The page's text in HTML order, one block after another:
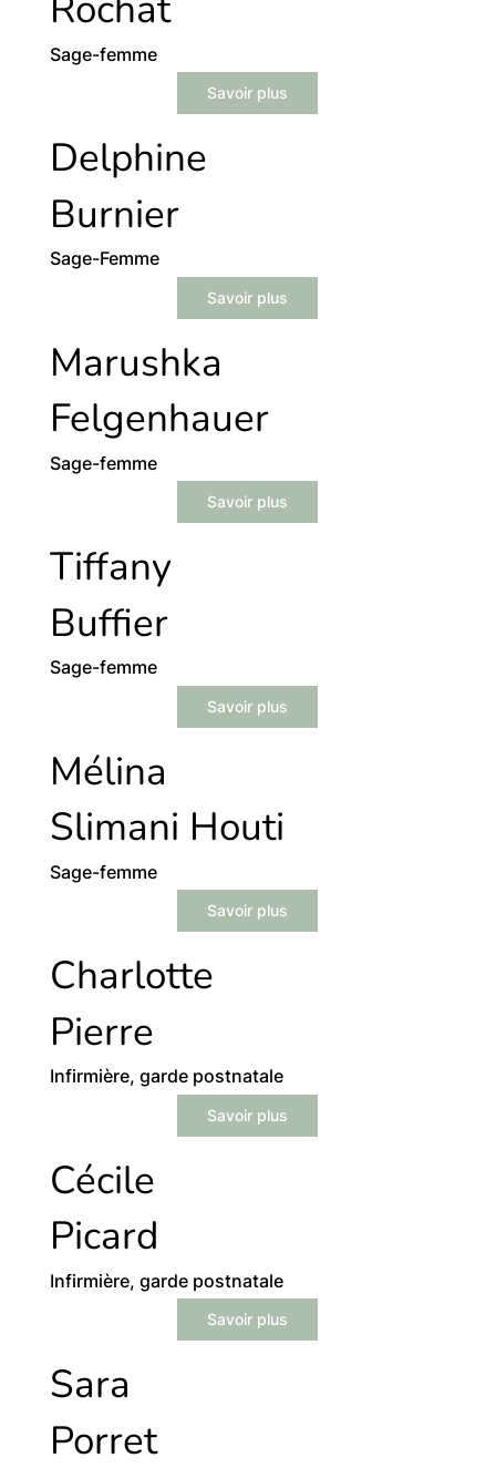
Sage-femme
Savoir plus
Delphine
Burnier
Sage-Femme
Savoir plus
Marushka
Felgenhauer
Sage-femme
Savoir plus
Tiffany
Buffier
Sage-femme
Savoir plus
Mélina
Slimani Houti
Sage-femme
Savoir plus
Charlotte
Pierre
Infirmière, garde postnatale
Savoir plus
Cécile
Picard
Infirmière, garde postnatale
Savoir plus
Sara
Porret